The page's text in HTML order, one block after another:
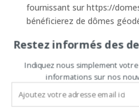
fournissant sur https://
bénéficierez de dômes
conçus pour être très
### 3. Ajoutez des
Pour que votre dôme
vraiment sur Airbnb,
Restez informés des
Indiquez nous simplement
informations sur nos